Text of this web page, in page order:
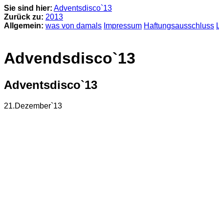
Sie sind hier: Adventsdisco`13
Zurück zu: 2013
Allgemein: was von damals Impressum Haftungsausschluss
Advendsdisco`13
Adventsdisco`13
21.Dezember`13